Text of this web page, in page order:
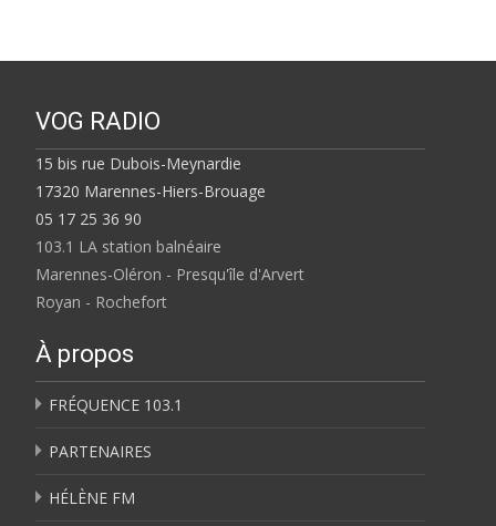
VOG RADIO
15 bis rue Dubois-Meynardie
17320 Marennes-Hiers-Brouage
05 17 25 36 90
103.1 LA station balnéaire
Marennes-Oléron - Presqu'île d'Arvert
Royan - Rochefort
À propos
FRÉQUENCE 103.1
PARTENAIRES
HÉLÈNE FM